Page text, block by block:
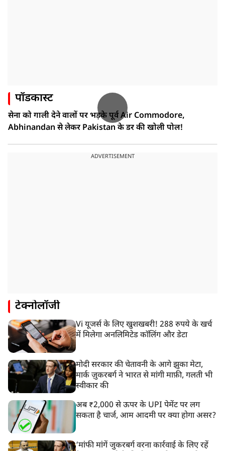
पॉडकास्ट
सेना को गाली देने वालों पर भड़के पूर्व Air Commodore,
Abhinandan से लेकर Pakistan के डर की खोली पोल!
ADVERTISEMENT
टेक्नोलॉजी
Vi यूजर्स के लिए खुशखबरी! 288 रुपये के खर्च
में मिलेगा अनलिमिटेड कॉलिंग और डेटा
मोदी सरकार की चेतावनी के आगे झुका मेटा,
मार्क ज़ुकरबर्ग ने भारत से मांगी माफ़ी, गलती भी
स्वीकार की
अब ₹2,000 से ऊपर के UPI पेमेंट पर लग
सकता है चार्ज, आम आदमी पर क्या होगा असर?
‘मांफी मांगें जुकरबर्ग वरना कार्रवाई के लिए रहें